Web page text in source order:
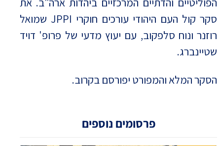
פרסומים נוספים
סקר קול העם היהודי עורכים חוקרי JPPI שמואל
רוזנר ונוח סלפקוב, עם יעוץ מדעי של פרופ' דויד
שטיינברג.
הסקר המלא והמפורט יפורסם בקרוב.